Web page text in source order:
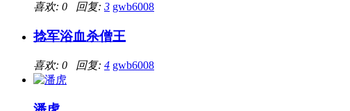
喜欢: 0 回复: 3 gwb6008
捻军浴血杀僧王
喜欢: 0 回复: 4 gwb6008